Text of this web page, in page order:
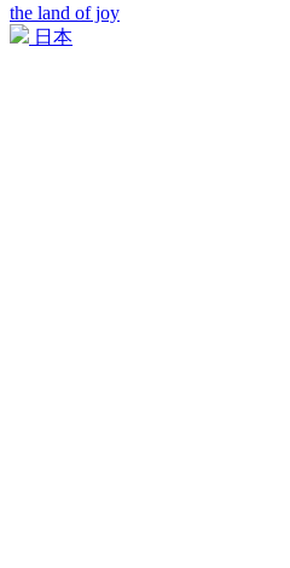
the land of joy
日本